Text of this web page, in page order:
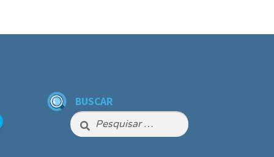
BUSCAR
Pesquisar
por: